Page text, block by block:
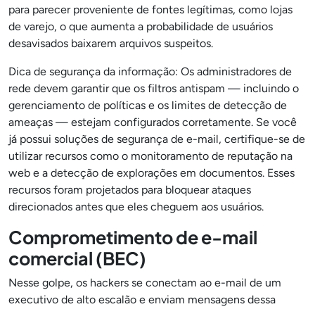
para parecer proveniente de fontes legítimas, como lojas
de varejo, o que aumenta a probabilidade de usuários
desavisados baixarem arquivos suspeitos.
Dica de segurança da informação: Os administradores de
rede devem garantir que os filtros antispam — incluindo o
gerenciamento de políticas e os limites de detecção de
ameaças — estejam configurados corretamente. Se você
já possui soluções de segurança de e-mail, certifique-se de
utilizar recursos como o monitoramento de reputação na
web e a detecção de explorações em documentos. Esses
recursos foram projetados para bloquear ataques
direcionados antes que eles cheguem aos usuários.
Comprometimento de e-mail
comercial (BEC)
Nesse golpe, os hackers se conectam ao e-mail de um
executivo de alto escalão e enviam mensagens dessa